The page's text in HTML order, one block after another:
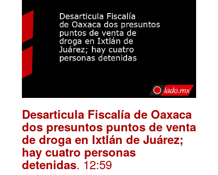
Desarticula Fiscalía de Oaxaca
dos presuntos puntos de venta
de droga en Ixtlán de Juárez;
hay cuatro personas
detenidas. 12:59